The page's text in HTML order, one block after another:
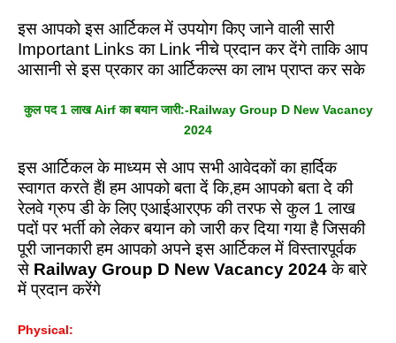
इस आपको इस आर्टिकल में उपयोग किए जाने वाली सारी
Important Links का Link नीचे प्रदान कर देंगे ताकि आप
आसानी से इस प्रकार का आर्टिकल्स का लाभ प्राप्त कर सके
कुल पद 1 लाख Airf का बयान जारी:-Railway Group D New Vacancy
2024
इस आर्टिकल के माध्यम से आप सभी आवेदकों का हार्दिक
स्वागत करते हैंl हम आपको बता दें कि,हम आपको बता दे की
रेलवे ग्रुप डी के लिए एआईआरएफ की तरफ से कुल 1 लाख
पदों पर भर्ती को लेकर बयान को जारी कर दिया गया है जिसकी
पूरी जानकारी हम आपको अपने इस आर्टिकल में विस्तारपूर्वक
से Railway Group D New Vacancy 2024के बारे
में प्रदान करेंगे
Physical: